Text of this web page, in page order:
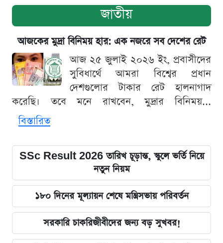
জাতীয়
আজকের মুদ্রা বিনিময় হার: এক নজরে সব দেশের রেট
আজ ২৫ জুলাই ২০২৬ ইং, প্রবাসীদের
সুবিধার্থে আমরা বিশ্বের প্রধান
দেশগুলোর টাকার রেট হালনাগাদ
করেছি। তবে মনে রাখবেন, মুদ্রার বিনিময়...
বিস্তারিত
SSc Result 2026 তারিখ চূড়ান্ত, স্কুলে ভর্তি নিয়ে
নতুন নিয়ম
১৮০ দিনের মূল্যায়ন শেষে মন্ত্রিসভায় পরিবর্তন
সরকারি চাকরিজীবীদের জন্য বড় সুখবর!